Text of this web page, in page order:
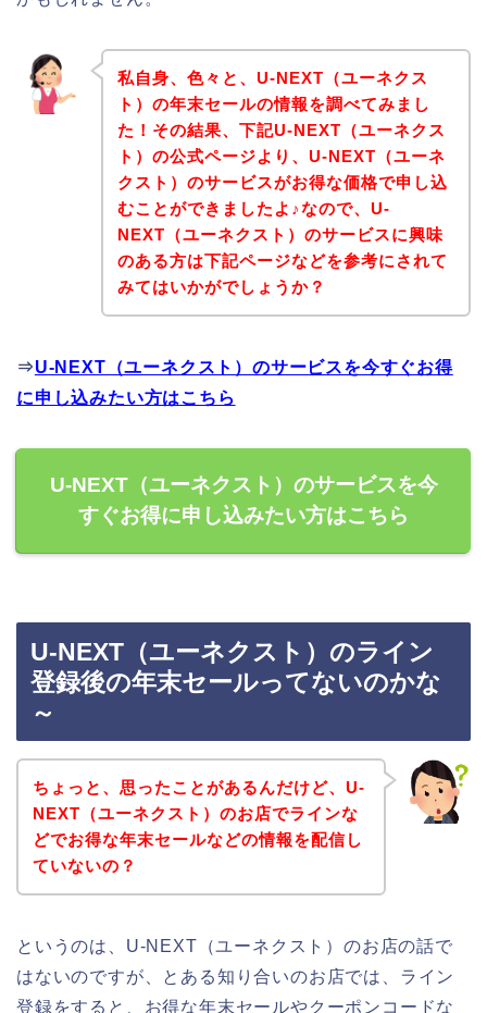
私自身、色々と、U-NEXT（ユーネクス
ト）の年末セールの情報を調べてみまし
た！その結果、下記U-NEXT（ユーネクス
ト）の公式ページより、U-NEXT（ユーネ
クスト）のサービスがお得な価格で申し込
むことができましたよ♪なので、U-
NEXT（ユーネクスト）のサービスに興味
のある方は下記ページなどを参考にされて
みてはいかがでしょうか？
⇒U-NEXT（ユーネクスト）のサービスを今すぐお得
に申し込みたい方はこちら
U-NEXT（ユーネクスト）のサービスを今
すぐお得に申し込みたい方はこちら
U-NEXT（ユーネクスト）のライン
登録後の年末セールってないのかな
～
ちょっと、思ったことがあるんだけど、U-
NEXT（ユーネクスト）のお店でラインな
どでお得な年末セールなどの情報を配信し
ていないの？
というのは、U-NEXT（ユーネクスト）のお店の話で
はないのですが、とある知り合いのお店では、ライン
登録をすると、お得な年末セールやクーポンコードな